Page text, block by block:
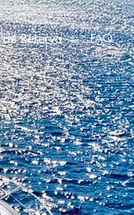
Reserva FAQ